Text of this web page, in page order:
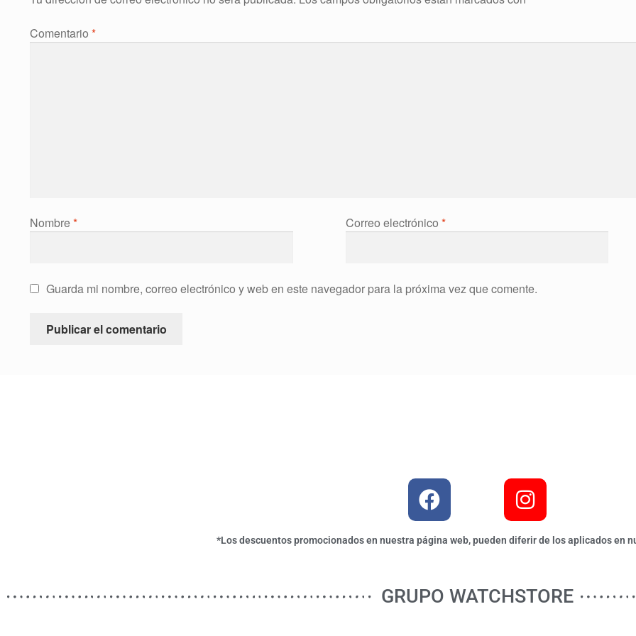
Comentario *
Nombre* Correo electrónico *
Guarda mi nombre, correo electrónico y web en este navegador para la próxima vez que comente.
*Los descuentos promocionados en nuestra página web, pueden diferir de los aplicados en
GRUPO WATCHSTORE